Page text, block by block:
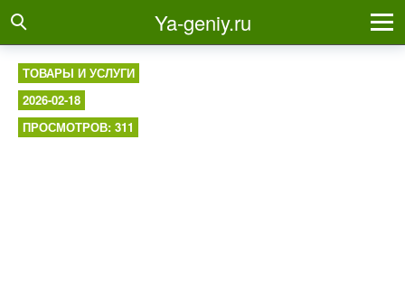
Ya-geniy.ru
ТОВАРЫ И УСЛУГИ
2026-02-18
ПРОСМОТРОВ: 311